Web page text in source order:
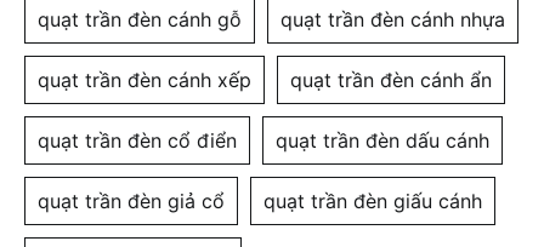
quạt trần đèn cánh gỗ quạt trần đèn cánh nhựa
quạt trần đèn cánh xếp quạt trần đèn cánh ẩn
quạt trần đèn cổ điển quạt trần đèn dấu cánh
quạt trần đèn giả cổ quạt trần đèn giấu cánh